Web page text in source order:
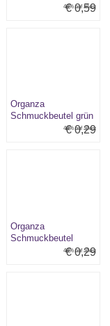
40% auf alles:
€ 0,59
Organza
Schmuckbeutel grün
40% auf alles:
€ 0,29
Organza
Schmuckbeutel
40% auf alles:
€ 0,29